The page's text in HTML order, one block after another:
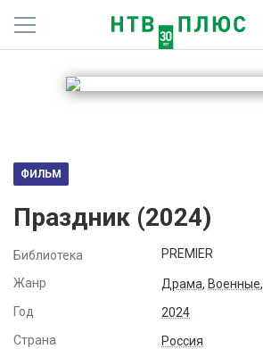
Телеканалы
Спутниковым абонентам
О сайте
ФИЛЬМ
Праздник (2024)
Библиотека PREMIER
Жанр Драма, Военные,
Год
2024
Страна
Россия